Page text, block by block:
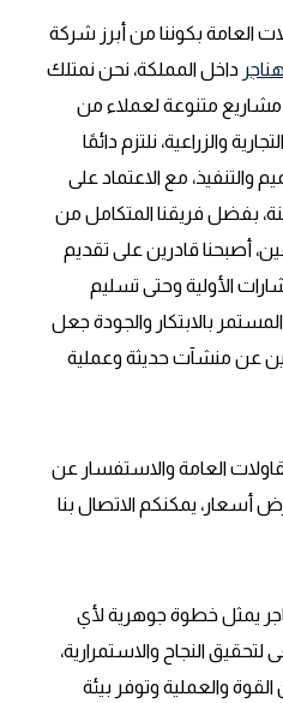
العامة بكوننا من أبرز شركة
داخل المملكة، نحن نمتلك
مشاريع متنوعة لعملاء من
والزراعية، نلتزم دائمًا
والتنفيذ، مع الاعتماد على
بفضل فريقنا المتكامل من
أصبحنا قادرين على تقديم
الأولية وحتى تسليم
المستمر بالابتكار والجودة جعل
عن منشآت حديثة وعملية
العامة والاستفسار عن
أسعار، يمكنكم الاتصال بنا
يمثل خطوة جوهرية لأي
النجاح والاستمرارية،
والعملية وتوفر بيئة